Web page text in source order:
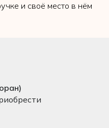
и своё место в нём